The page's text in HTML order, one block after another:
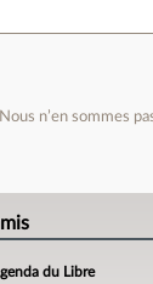
n’en sommes
du Libre